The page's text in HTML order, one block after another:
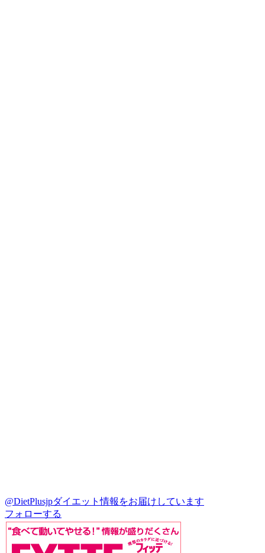
@DietPlusjpダイエット情報をお届けしています
フォローする